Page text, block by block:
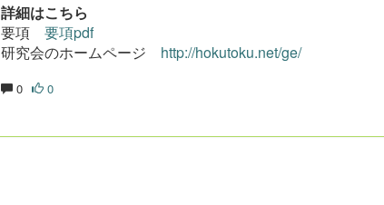
詳細はこちら
要項 要項pdf
研究会のホームページ http://hokutoku.net/ge/
0 0